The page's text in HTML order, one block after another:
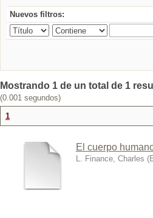
Nuevos filtros:
Mostrando 1 de un total de 1
(0.001 segundos)
1
El cuerpo
L. Finance, Charles (